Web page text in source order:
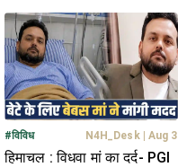
#विविध N4H_Desk| Aug 3
हिमाचल : विधवा मां का दर्द- PGI